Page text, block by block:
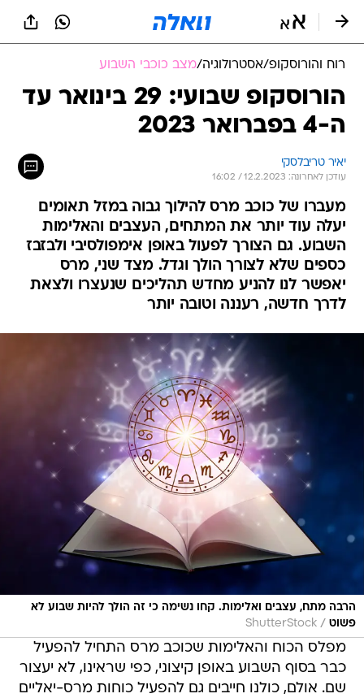
רוח והורוסקופ/אסטרולוגיה/מצב כוכבי השבוע
הורוסקופ שבועי: 29 בינואר עד
ה-4 בפברואר 2023
יאיר טריבלסקי
עודכן לאחרונה: 12.2.2023 / 16:02
מעברו של כוכב מרס להילוך גבוה במזל תאומים
יעלה עוד יותר את המתחים, העצבים והאלימות
השבוע. גם הצורך לפעול באופן אימפולסיבי ולבזבז
כספים שלא לצורך הולך וגדל. מצד שני, מרס
יאפשר לנו להניע מחדש תהליכים שנעצרו ולצאת
לדרך חדשה, רעננה וטובה יותר
הרבה מתח, עצבים ואלימות. קחו נשימה כי זה הולך להיות שבוע לא
פשוט /
ShutterStock
מפלס הכוח והאלימות שכוכב מרס התחיל להפעיל
כבר בסוף השבוע באופן קיצוני, כפי שראינו, לא יעצור
שם. אולם, כולנו חייבים גם להפעיל כוחות מרס-יאליים